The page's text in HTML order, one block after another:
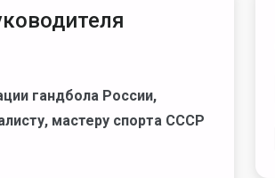
гандбола России,
мастеру спорта СССР